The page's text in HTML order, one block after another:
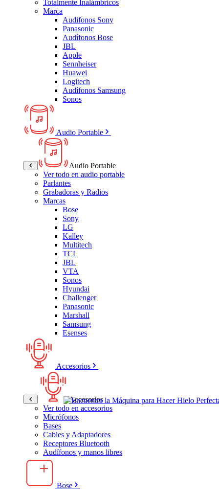
Totalmente Inalámbricos
Marca
Audifonos Sony
Panasonic
Audífonos Bose
JBL
Apple
Sennheiser
Huawei
Logitech
Audífonos Samsung
Sonos
Audio Portable
Audio Portable
Ver todo en audio portable
Parlantes
Grabadoras y Radios
Marcas
Bose
Sony
LG
Kalley
Multitech
TCL
JBL
VTA
Sonos
Hyundai
Challenger
Panasonic
Marshall
Samsung
Esenses
Accesorios
Accesorios
Ver todo en accesorios
Micrófonos
Bases
Cables y Adaptadores
Receptores Bluetooth
Audífonos y manos libres
Bose